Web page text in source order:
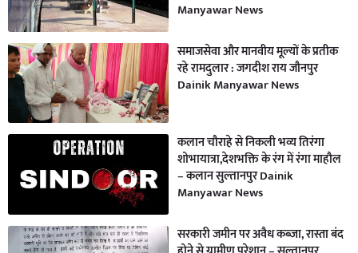
Manyawar News
समाजसेवा और मानवीय मूल्यों के प्रतीक
रहे रामदुलार : जगदीश राय जौनपुर
Dainik Manyawar News
कलान चौराहे से निकली भव्य तिरंगा
शोभायात्रा,देशभक्ति के रंग में रंगा माहौल
– कलान सुल्तानपुर Dainik
Manyawar News
सरकारी जमीन पर अवैध कब्जा, रास्ता बंद